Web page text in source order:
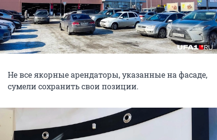
Не все якорные арендаторы, указанные на фасаде,
сумели сохранить свои позиции.